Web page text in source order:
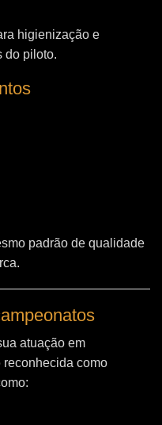
higienização e
do piloto.
padrão de qualidade
atuação em
reconhecida como